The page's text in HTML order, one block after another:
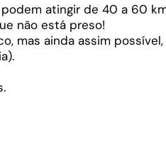
podem atingir de 40 a 60
não está preso!
mas ainda assim possível,